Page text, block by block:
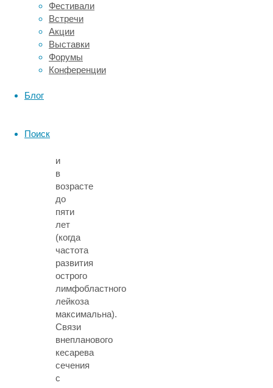
Фестивали
Встречи
Акции
Выставки
Форумы
Конференции
Блог
Поиск
поправок
на
материнские
и
перинатальные
факторы
и
в
возрасте
до
пяти
лет
(когда
частота
развития
острого
лимфобластного
лейкоза
максимальна).
Связи
внепланового
кесарева
сечения
с